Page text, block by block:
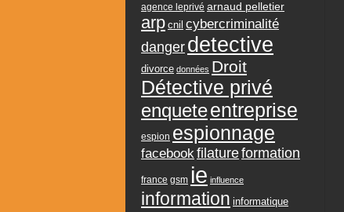
agence leprivé arnaud pelletier
arp cnil cybercriminalité
danger detective
divorce données Droit
Détective privé
enqueteentreprise
espion espionnage
facebookfilatureformation
france gsm ie influence
information informatique